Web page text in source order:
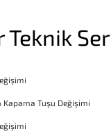
Teknik
Kapama Tuşu Değişimi